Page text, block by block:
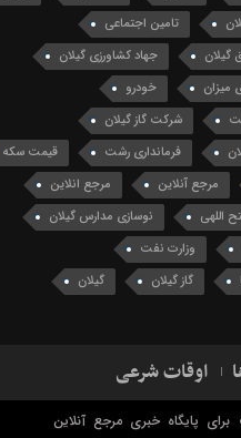
تامین اجتماعی
گیلان
جهاد کشاورزی گیلان
میزان
خودرو
شرکت گاز گیلان
فرمانداری رشت
قیمت سکه
مرجع آنلاین
مرجع انلاین
اللهی
نوسازی مدارس گیلان
وزارت نفت
گاز گیلان گیلان
اوقات شرعی
پایگاه خبری مرجع آنلاین